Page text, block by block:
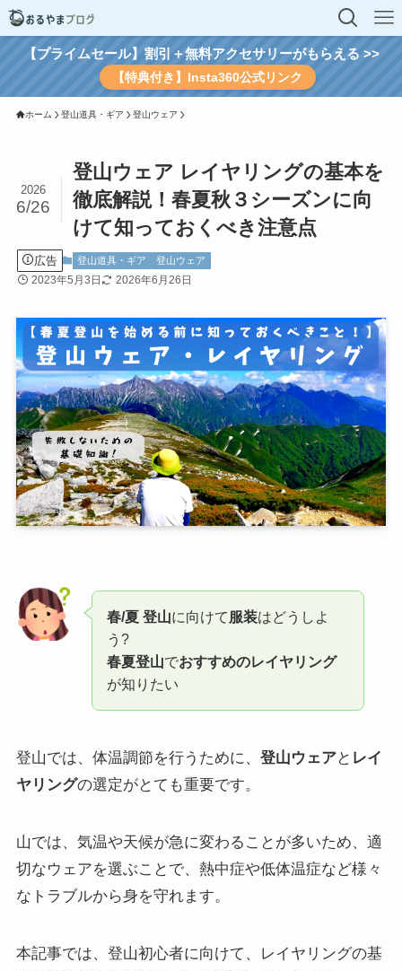
【プライムセール】割引＋無料アクセサリーがもらえる >>
【特典付き】Insta360公式リンク
ホーム 登山道具・ギア 登山ウェア
登山ウェア レイヤリングの基本を
徹底解説！春夏秋３シーズンに向
けて知っておくべき注意点
2026
6/26
広告 登山道具・ギア 登山ウェア
2023年5月3日 2026年6月26日
春/夏 登山に向けて 服装はどうしよ
う?
春夏登山でおすすめのレイヤリング
が知りたい
登山では、体温調節を行うために、 登山ウェアと レイ
ヤリングの選定がとても重要です。
山では、気温や天候が急に変わることが多いため、適
切なウェアを選ぶことで、熱中症や低体温症など様々
なトラブルから身を守れます。
本記事では、登山初心者に向けて、レイヤリングの基